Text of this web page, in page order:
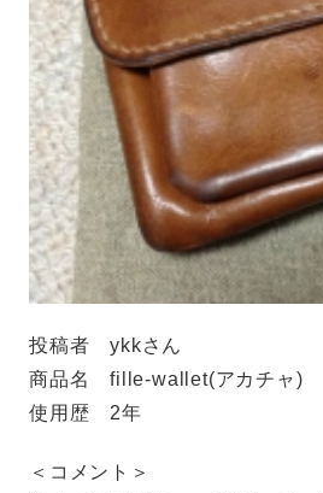
投稿者 ykkさん
商品名 fille-wallet(アカチャ)
使用歴 2年
＜コメント＞